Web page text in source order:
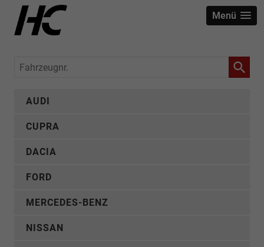
Menü
Fahrzeugnr.
AUDI
CUPRA
DACIA
FORD
MERCEDES-BENZ
NISSAN